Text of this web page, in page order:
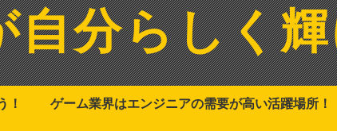
自分らしく
！ ゲーム業界はエンジニアの需要が高い活躍場所！